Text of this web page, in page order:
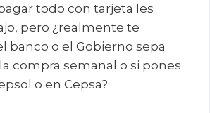
todo con tarjeta les
pero ¿realmente te
banco o el Gobierno sepa
compra semanal o si pones
o en Cepsa?